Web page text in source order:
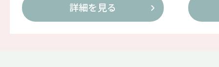
詳細を見る